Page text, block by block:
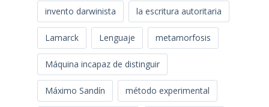
invento darwinista la escritura autoritaria
Lamarck Lenguaje metamorfosis
Máquina incapaz de distinguir
Máximo Sandín método experimental